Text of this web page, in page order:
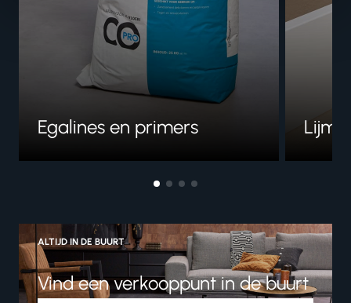
Egalines en primers
ALTIJD IN DE BUURT
Vind een verkooppunt in de buurt